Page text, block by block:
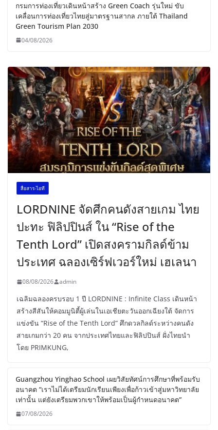
กรมการท่องเที่ยวเดินหน้าสร้าง Green Coach รุ่นใหม่ ขับ
เคลื่อนการท่องเที่ยวไทยสู่มาตรฐานสากล ภายใต้ Thailand
Green Tourism Plan 2030
04/08/2026
สื่อสาร-ไอที
LORDNINE จัดศึกคนดังสายเกม ไทย
ปะทะ ฟิลิปปินส์ ใน “Rise of the
Tenth Lord” เปิดสงครามกิลด์ข้าม
ประเทศ ฉลองเซิร์ฟเวอร์ใหม่ เฮเลนา
08/08/2026 admin
เฉลิมฉลองครบรอบ 1 ปี LORDNINE : Infinite Class เดินหน้า
สร้างสีสันให้คอมมูนิตี้ผู้เล่นในเอเชียตะวันออกเฉียงใต้ จัดการ
แข่งขัน “Rise of the Tenth Lord” ศึกดวลกิลด์ระหว่างคนดัง
สายเกมกว่า 20 คน จากประเทศไทยและฟิลิปปินส์ ฝั่งไทยนำ
โดย PRIMKUNG,
Guangzhou Yinghao School เผยวิสัยทัศน์การศึกษาที่พร้อมรับ
อนาคต “เราไม่ได้เตรียมนักเรียนเพียงเพื่อก้าวเข้าสู่มหาวิทยาลัย
เท่านั้น แต่ยังเตรียมพวกเขาให้พร้อมเป็นผู้กำหนดอนาคต”
07/08/2026